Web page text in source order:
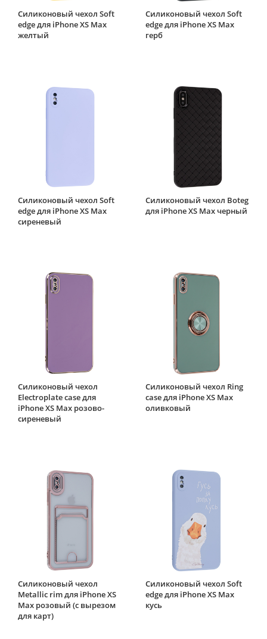
Силиконовый чехол Soft
edge для iPhone XS Max
желтый
Силиконовый чехол Soft
edge для iPhone XS Max
герб
Силиконовый чехол Soft
edge для iPhone XS Max
сиреневый
Силиконовый чехол Boteg
для iPhone XS Max черный
Силиконовый чехол
Electroplate case для
iPhone XS Max розово-
сиреневый
Силиконовый чехол Ring
case для iPhone XS Max
оливковый
Силиконовый чехол
Metallic rim для iPhone XS
Max розовый (с вырезом
для карт)
Силиконовый чехол Soft
edge для iPhone XS Max
кусь